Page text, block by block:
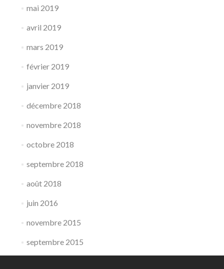
mai 2019
avril 2019
mars 2019
février 2019
janvier 2019
décembre 2018
novembre 2018
octobre 2018
septembre 2018
août 2018
juin 2016
novembre 2015
septembre 2015